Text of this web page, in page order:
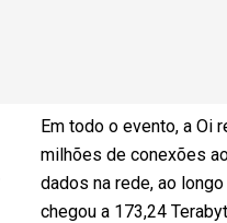
Em todo o evento, a Oi
milhões de conexões
dados na rede, ao
chegou a 173,24